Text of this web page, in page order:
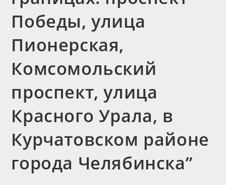
Победы, улица
Пионерская,
Комсомольский
проспект, улица
Красного Урала, в
Курчатовском районе
города Челябинска”